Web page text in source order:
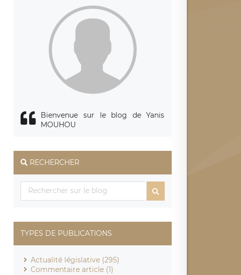
Bienvenue sur le blog de Yanis
MOUHOU
RECHERCHER
TYPES DE PUBLICATIONS
Actualité législative (295)
Commentaire article (1)